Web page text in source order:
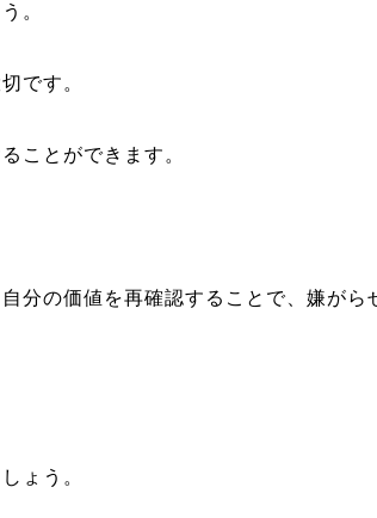
。
です。
ことができます。
分の価値を再確認することで、嫌がら
ょう。